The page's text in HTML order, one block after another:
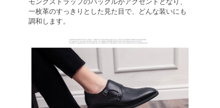
一枚革のすっきりとした見た目で、どんな装いにも
調和します。